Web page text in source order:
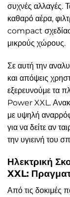
συχνές αλλαγές.
καθαρό αέρα,
compact
μικρούς χώρους.
Σε αυτή την
και απόψεις
εξερευνούμε τα
Power XXL.
με υψηλή
για να δείτε αν
την υγιεινή του
Ηλεκτρική
XXL:
Από τις δοκιμές